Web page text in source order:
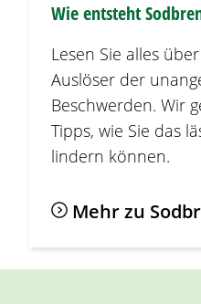
Wie entsteht
Lesen Sie alles
Auslöser der
Beschwerden. Wir
Tipps, wie Sie das
lindern können.
Mehr zu